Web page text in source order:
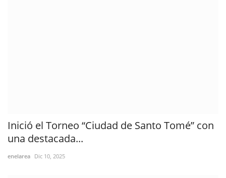
Inició el Torneo “Ciudad de Santo Tomé” con
una destacada...
enelarea Dic 10, 2025